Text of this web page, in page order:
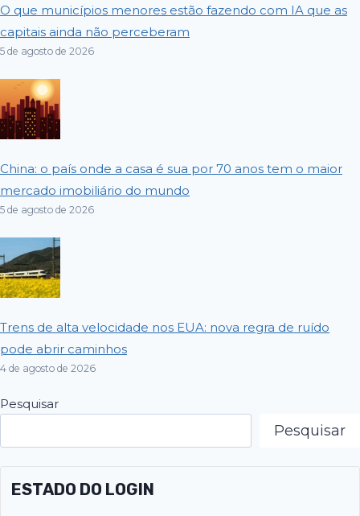
O que municípios menores estão fazendo com IA que as
capitais ainda não perceberam
5 de agosto de 2026
China: o país onde a casa é sua por 70 anos tem o maior
mercado imobiliário do mundo
5 de agosto de 2026
Trens de alta velocidade nos EUA: nova regra de ruído
pode abrir caminhos
4 de agosto de 2026
Pesquisar
Pesquisar
ESTADO DO LOGIN